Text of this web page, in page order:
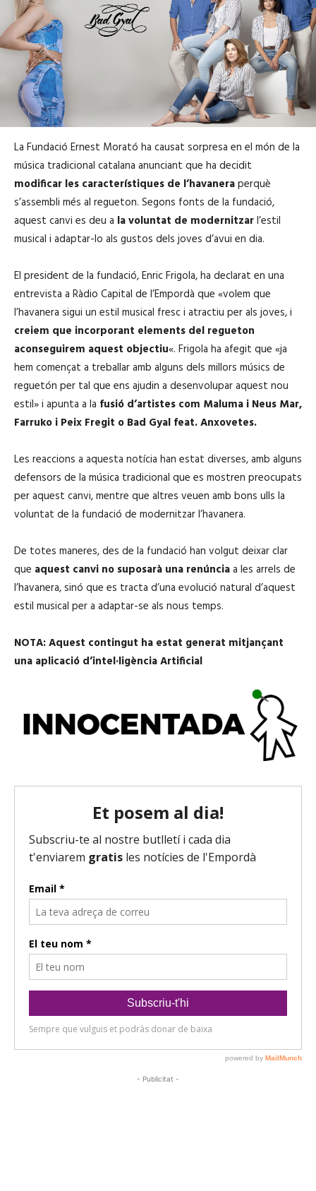
La Fundació Ernest Morató ha causat sorpresa en el món de la
música tradicional catalana anunciant que ha decidit
modificar les característiques de l’havaneraperquè
s’assembli més al regueton. Segons fonts de la fundació,
aquest canvi es deu a la voluntat de modernitzarl’estil
musical i adaptar-lo als gustos dels joves d’avui en dia.
El president de la fundació, Enric Frigola, ha declarat en una
entrevista a Ràdio Capital de l’Empordà que «volem que
l’havanera sigui un estil musical fresc i atractiu per als joves, i
creiem que incorporant elements del regueton
aconseguirem aquest objectiu«. Frigola ha afegit que «ja
hem començat a treballar amb alguns dels millors músics de
reguetón per tal que ens ajudin a desenvolupar aquest nou
estil» i apunta a la fusió d’artistes com Maluma i Neus Mar,
Farruko i Peix Fregit o Bad Gyal feat. Anxovetes.
Les reaccions a aquesta notícia han estat diverses, amb alguns
defensors de la música tradicional que es mostren preocupats
per aquest canvi, mentre que altres veuen amb bons ulls la
voluntat de la fundació de modernitzar l’havanera.
De totes maneres, des de la fundació han volgut deixar clar
que aquest canvi no suposarà una renúnciaa les arrels de
l’havanera, sinó que es tracta d’una evolució natural d’aquest
estil musical per a adaptar-se als nous temps.
NOTA: Aquest contingut ha estat generat mitjançant
una aplicació d’intel·ligència Artificial
- Publicitat -